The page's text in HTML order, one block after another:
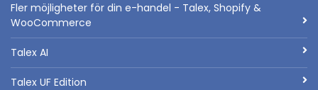
Fler möjligheter för din e-handel - Talex, Shopify &
WooCommerce
Talex AI
Talex UF Edition